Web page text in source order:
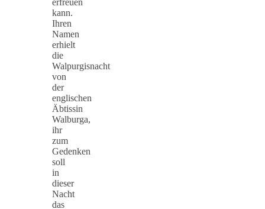
kann.
Ihren
Namen
erhielt
die
Walpurgisnacht
von
der
englischen
Äbtissin
Walburga,
ihr
zum
Gedenken
soll
in
dieser
Nacht
das